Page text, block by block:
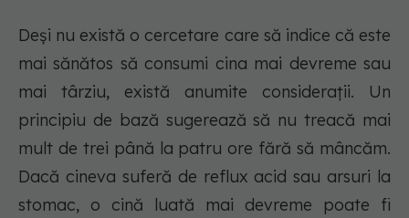
Deși nu există o cercetare care să indice că este
mai sănătos să consumi cina mai devreme sau
mai târziu, există anumite considerații. Un
principiu de bază sugerează să nu treacă mai
mult de trei până la patru ore fără să mâncăm.
Dacă cineva suferă de reflux acid sau arsuri la
stomac, o cină luată mai devreme poate fi